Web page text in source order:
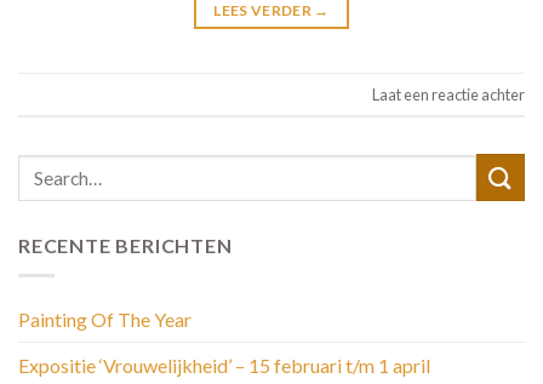
LEES VERDER →
Laat een reactie achter
RECENTE BERICHTEN
Painting Of The Year
Expositie ‘Vrouwelijkheid’ – 15 februari t/m 1 april